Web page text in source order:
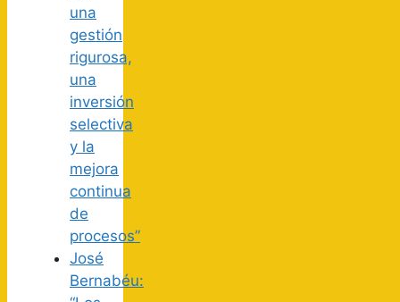
una
gestión
rigurosa,
una
inversión
selectiva
y la
mejora
continua
de
procesos”
José
Bernabéu: